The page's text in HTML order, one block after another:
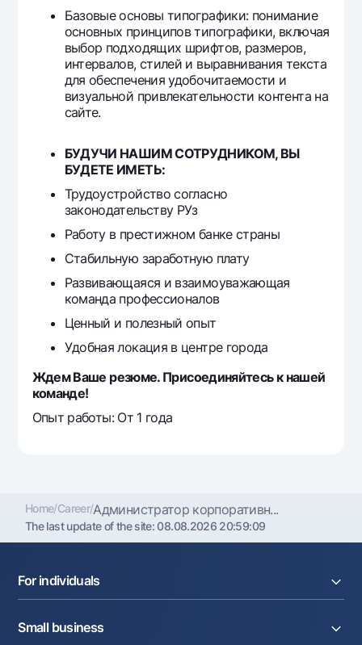
Базовые основы типографики: понимание
основных принципов типографики, включая
выбор подходящих шрифтов, размеров,
интервалов, стилей и выравнивания текста
для обеспечения удобочитаемости и
визуальной привлекательности контента на
сайте.
БУДУЧИ НАШИМ СОТРУДНИКОМ, ВЫ
БУДЕТЕ ИМЕТЬ:
Трудоустройство согласно
законодательству РУз
Работу в престижном банке страны
Стабильную заработную плату
Развивающаяся и взаимоуважающая
команда профессионалов
Ценный и полезный опыт
Удобная локация в центре города
Ждем Ваше резюме. Присоединяйтесь к нашей
команде!
Опыт работы: От 1 года
Home/Career/Администратор корпоративн...
The last update of the site:08.08.2026 20:59:09
For individuals
Deposits
Small business